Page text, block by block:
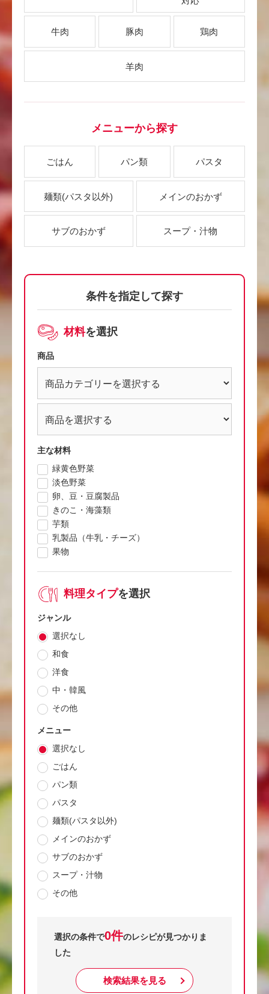
牛肉 豚肉 鶏肉
羊肉
メニューから探す
ごはん パン類 パスタ
麺類(パスタ以外) メインのおかず
サブのおかず スープ・汁物
条件を指定して探す
材料を選択
商品
主な材料
緑黄色野菜
淡色野菜
卵、豆・豆腐製品
きのこ・海藻類
芋類
乳製品（牛乳・チーズ）
果物
料理タイプを選択
ジャンル
選択なし
和食
洋食
中・韓風
その他
メニュー
選択なし
ごはん
パン類
パスタ
麺類(パスタ以外)
メインのおかず
サブのおかず
スープ・汁物
その他
選択の条件で0件のレシピが見つかりま
した
検索結果を見る